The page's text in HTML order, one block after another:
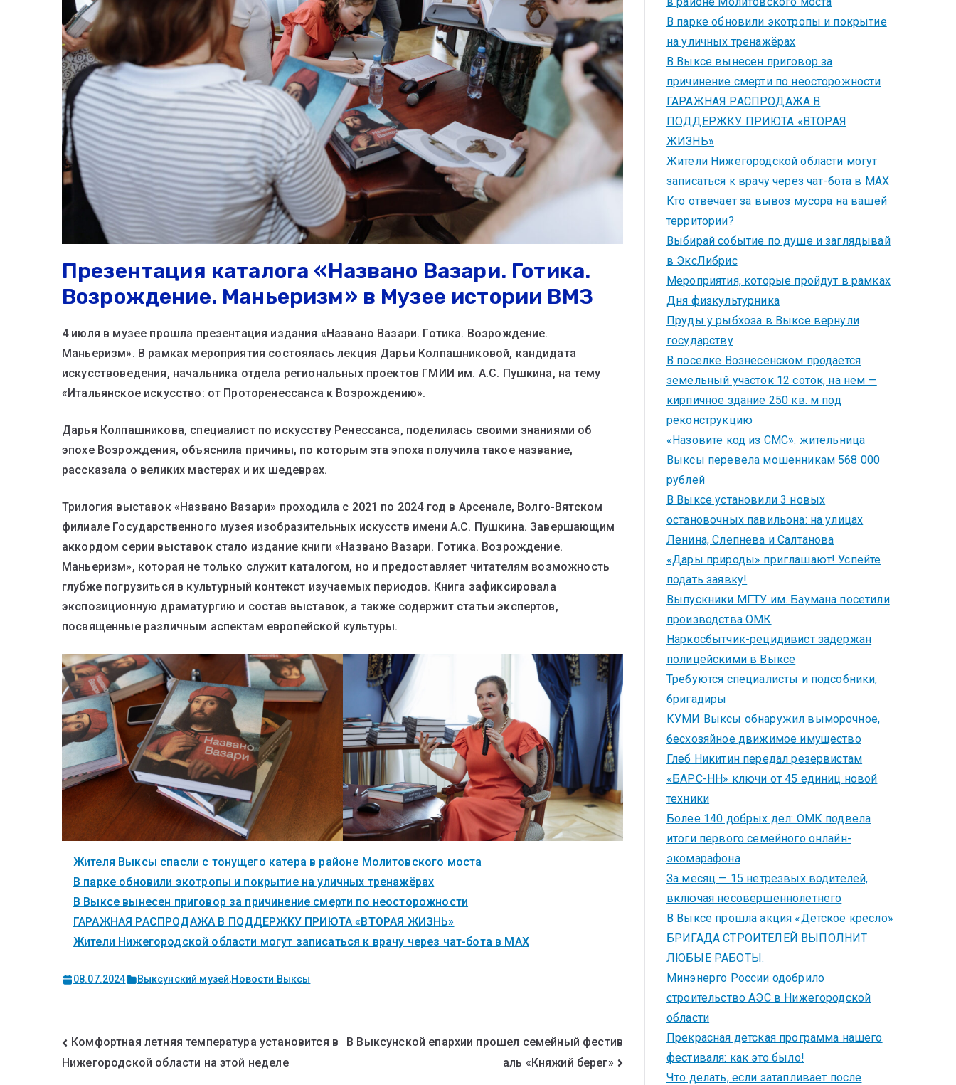
Презентация каталога «Названо Вазари. Готика.
Возрождение. Маньеризм» в Музее истории ВМЗ
4 июля в музее прошла презентация издания «Названо Вазари. Готика. Возрождение.
Маньеризм». В рамках мероприятия состоялась лекция Дарьи Колпашниковой, кандидата
искусствоведения, начальника отдела региональных проектов ГМИИ им. А.С. Пушкина, на тему
«Итальянское искусство: от Проторенессанса к Возрождению».
Дарья Колпашникова, специалист по искусству Ренессанса, поделилась своими знаниями об
эпохе Возрождения, объяснила причины, по которым эта эпоха получила такое название,
рассказала о великих мастерах и их шедеврах.
Трилогия выставок «Названо Вазари» проходила с 2021 по 2024 год в Арсенале, Волго-Вятском
филиале Государственного музея изобразительных искусств имени А.С. Пушкина. Завершающим
аккордом серии выставок стало издание книги «Названо Вазари. Готика. Возрождение.
Маньеризм», которая не только служит каталогом, но и предоставляет читателям возможность
глубже погрузиться в культурный контекст изучаемых периодов. Книга зафиксировала
экспозиционную драматургию и состав выставок, а также содержит статьи экспертов,
посвященные различным аспектам европейской культуры.
Жителя Выксы спасли с тонущего катера в районе Молитовского моста
В парке обновили экотропы и покрытие на уличных тренажёрах
В Выксе вынесен приговор за причинение смерти по неосторожности
ГАРАЖНАЯ РАСПРОДАЖА В ПОДДЕРЖКУ ПРИЮТА «ВТОРАЯ ЖИЗНЬ»
Жители Нижегородской области могут записаться к врачу через чат-бота в MAX
08.07.2024 Выксунский музей,Новости Выксы
Комфортная летняя температура установится в
Нижегородской области на этой неделе
В Выксунской епархии прошел семейный фестив
аль «Княжий берег»
В парке обновили экотропы и покрытие
на уличных тренажёрах
В Выксе вынесен приговор за
причинение смерти по неосторожности
ГАРАЖНАЯ РАСПРОДАЖА В
ПОДДЕРЖКУ ПРИЮТА «ВТОРАЯ
ЖИЗНЬ»
Жители Нижегородской области могут
записаться к врачу через чат-бота в MAX
Кто отвечает за вывоз мусора на вашей
территории?
Выбирай событие по душе и заглядывай
в ЭксЛибрис
Мероприятия, которые пройдут в рамках
Дня физкультурника
Пруды у рыбхоза в Выксе вернули
государству
В поселке Вознесенском продается
земельный участок 12 соток, на нем —
кирпичное здание 250 кв. м под
реконструкцию
«Назовите код из СМС»: жительница
Выксы перевела мошенникам 568 000
рублей
В Выксе установили 3 новых
остановочных павильона: на улицах
Ленина, Слепнева и Салтанова
«Дары природы» приглашают! Успейте
подать заявку!
Выпускники МГТУ им. Баумана посетили
производства ОМК
Наркосбытчик-рецидивист задержан
полицейскими в Выксе
Требуются специалисты и подсобники,
бригадиры
КУМИ Выксы обнаружил выморочное,
бесхозяйное движимое имущество
Глеб Никитин передал резервистам
«БАРС-НН» ключи от 45 единиц новой
техники
Более 140 добрых дел: ОМК подвела
итоги первого семейного онлайн-
экомарафона
За месяц — 15 нетрезвых водителей,
включая несовершеннолетнего
В Выксе прошла акция «Детское кресло»
БРИГАДА СТРОИТЕЛЕЙ ВЫПОЛНИТ
ЛЮБЫЕ РАБОТЫ:
Минэнерго России одобрило
строительство АЭС в Нижегородской
области
Прекрасная детская программа нашего
фестиваля: как это было!
Что делать, если затапливает после